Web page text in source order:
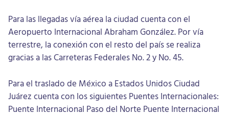
Para las llegadas vía aérea la ciudad cuenta con el
Aeropuerto Internacional Abraham González. Por vía
terrestre, la conexión con el resto del país se realiza
gracias a las Carreteras Federales No. 2 y No. 45.
Para el traslado de México a Estados Unidos Ciudad
Juárez cuenta con los siguientes Puentes Internacionales:
Puente Internacional Paso del Norte Puente Internacional